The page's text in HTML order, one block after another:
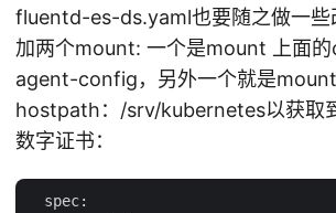
fluentd-es-ds.yaml也要随之做一些
加两个mount: 一个是mount 上面
agent-config，另外一个就是mount
hostpath：/srv/kubernetes以获取
数字证书：
  spec: